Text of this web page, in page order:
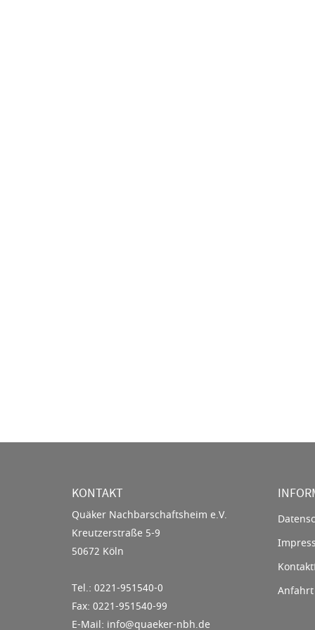
KONTAKT
Quäker Nachbarschaftsheim e.V.
Kreutzerstraße 5-9
50672 Köln
Tel.: 0221-951540-0
Fax: 0221-951540-99
E-Mail: info@quaeker-nbh.de
Anfahrt